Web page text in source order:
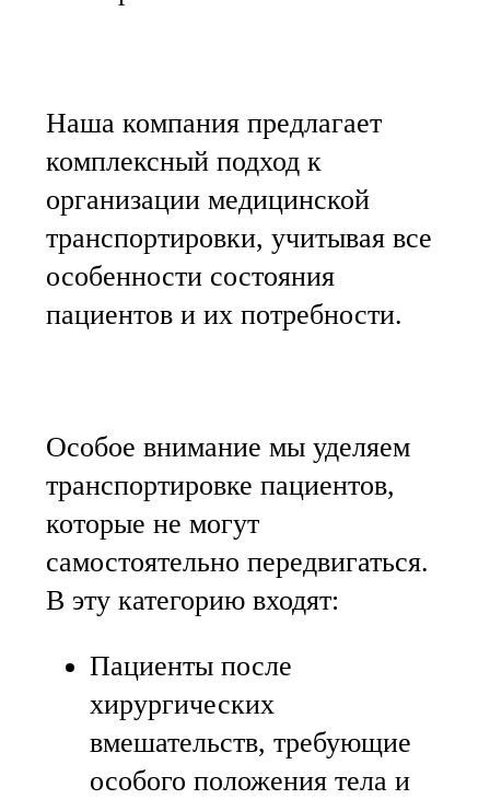
Наша компания предлагает
комплексный подход к
организации медицинской
транспортировки, учитывая все
особенности состояния
пациентов и их потребности.
Особое внимание мы уделяем
транспортировке пациентов,
которые не могут
самостоятельно передвигаться.
В эту категорию входят:
Пациенты после
хирургических
вмешательств, требующие
особого положения тела и